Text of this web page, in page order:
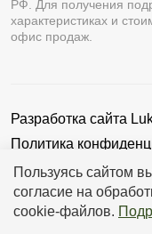
Пользуясь сайтом
согласие на
cookie-файлов.
РФ. Для получения
характеристиках и
офис продаж.
Разработка сайта
Политика
Пользовательское